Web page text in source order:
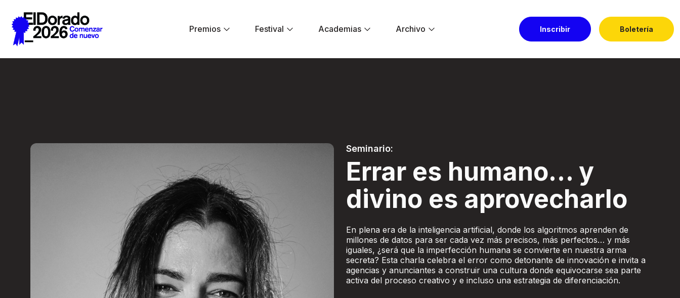
Premios
Festival Academias Archivo Inscribir Boletería
Seminario:
Errar es humano… y
divino es aprovecharlo
En plena era de la inteligencia artificial, donde los algoritmos aprenden de
millones de datos para ser cada vez más precisos, más perfectos… y más
iguales, ¿será que la imperfección humana se convierte en nuestra arma
secreta? Esta charla celebra el error como detonante de innovación e invita a
agencias y anunciantes a construir una cultura donde equivocarse sea parte
activa del proceso creativo y e incluso una estrategia de diferenciación.